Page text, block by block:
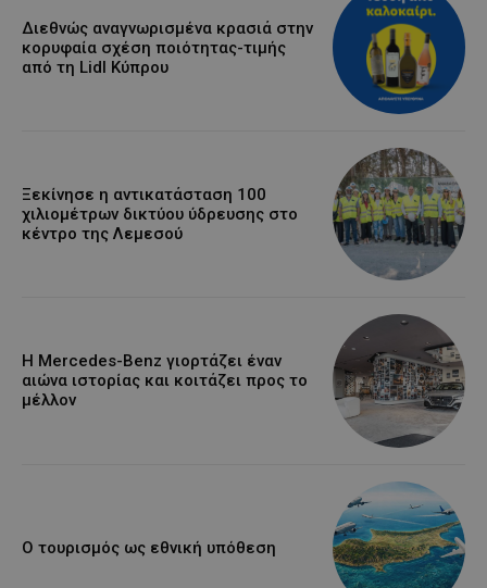
Διεθνώς αναγνωρισμένα κρασιά στην
κορυφαία σχέση ποιότητας-τιμής
από τη Lidl Κύπρου
Ξεκίνησε η αντικατάσταση 100
χιλιομέτρων δικτύου ύδρευσης στο
κέντρο της Λεμεσού
Η Mercedes-Benz γιορτάζει έναν
αιώνα ιστορίας και κοιτάζει προς το
μέλλον
Ο τουρισμός ως εθνική υπόθεση